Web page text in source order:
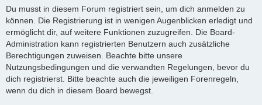
Du musst in diesem Forum registriert sein, um dich anmelden zu
können. Die Registrierung ist in wenigen Augenblicken erledigt und
ermöglicht dir, auf weitere Funktionen zuzugreifen. Die Board-
Administration kann registrierten Benutzern auch zusätzliche
Berechtigungen zuweisen. Beachte bitte unsere
Nutzungsbedingungen und die verwandten Regelungen, bevor du
dich registrierst. Bitte beachte auch die jeweiligen Forenregeln,
wenn du dich in diesem Board bewegst.